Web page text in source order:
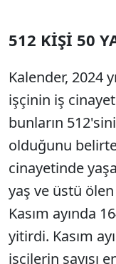
512 KİŞİ 50
Kalender, 2024
işçinin iş
bunların
olduğunu
cinayetinde
yaş ve üstü ölen
Kasım ayında
yitirdi. Kasım
işçilerin sayısı